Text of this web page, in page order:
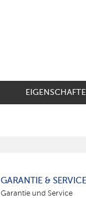
GARANTIE & SERVICE
Garantie und Service